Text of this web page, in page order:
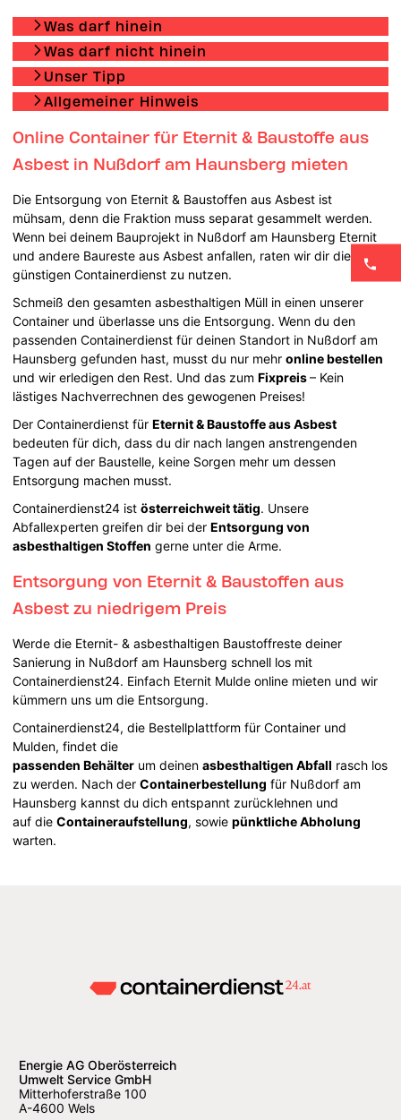
Was darf hinein
Was darf nicht hinein
Unser Tipp
Allgemeiner Hinweis
Online Container für Eternit & Baustoffe aus
Asbest in Nußdorf am Haunsberg mieten
Die Entsorgung von Eternit & Baustoffen aus Asbest ist
mühsam, denn die Fraktion muss separat gesammelt werden.
Wenn bei deinem Bauprojekt in Nußdorf am Haunsberg Eternit
und andere Baureste aus Asbest anfallen, raten wir dir diesen
günstigen Containerdienst zu nutzen.
Schmeiß den gesamten asbesthaltigen Müll in einen unserer
Container und überlasse uns die Entsorgung. Wenn du den
passenden Containerdienst für deinen Standort in Nußdorf am
Haunsberg gefunden hast, musst du nur mehronline bestellen
und wir erledigen den Rest. Und das zumFixpreis– Kein
lästiges Nachverrechnen des gewogenen Preises!
Der Containerdienst fürEternit & Baustoffe aus Asbest
bedeuten für dich, dass du dir nach langen anstrengenden
Tagen auf der Baustelle, keine Sorgen mehr um dessen
Entsorgung machen musst.
Containerdienst24 istösterreichweit tätig. Unsere
Abfallexperten greifen dir bei derEntsorgung von
asbesthaltigen Stoffen gerne unter die Arme.
Entsorgung von Eternit & Baustoffen aus
Asbest zu niedrigem Preis
Werde die Eternit- & asbesthaltigen Baustoffreste deiner
Sanierung in Nußdorf am Haunsberg schnell los mit
Containerdienst24. Einfach Eternit Mulde online mieten und wir
kümmern uns um die Entsorgung.
Containerdienst24, die Bestellplattform für Container und
Mulden, findet die
passenden Behälter um deinenasbesthaltigen Abfall rasch los
zu werden. Nach derContainerbestellung für Nußdorf am
Haunsberg kannst du dich entspannt zurücklehnen und
auf dieContaineraufstellung, sowiepünktliche Abholung
warten.
Energie AG Oberösterreich
Umwelt Service GmbH
Mitterhoferstraße 100
A-4600 Wels